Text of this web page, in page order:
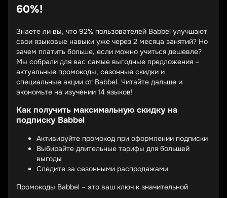
60%!
Знаете ли вы, что 92% пользователей Babbel улучшают
свои языковые навыки уже через 2 месяца занятий? Но
зачем платить больше, если можно учиться дешевле?
Мы собрали для вас самые выгодные предложения –
актуальные промокоды, сезонные скидки и
специальные акции от Babbel. Читайте дальше и
экономьте на изучении 14 языков!
Как получить максимальную скидку на
подписку Babbel
Активируйте промокод при оформлении подписки
Выбирайте длительные тарифы для большей
выгоды
Следите за сезонными распродажами
Промокоды Babbel – это ваш ключ к значительной